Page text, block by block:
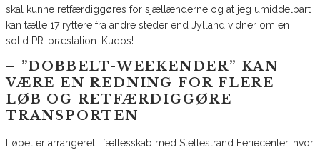
skal kunne retfærdiggøres for sjællænderne og at jeg umiddelbart
kan tælle 17 ryttere fra andre steder end Jylland vidner om en
solid PR-præstation. Kudos!
– ”DOBBELT-WEEKENDER” KAN
VÆRE EN REDNING FOR FLERE
LØB OG RETFÆRDIGGØRE
TRANSPORTEN
Løbet er arrangeret i fællesskab med Slettestrand Feriecenter, hvor